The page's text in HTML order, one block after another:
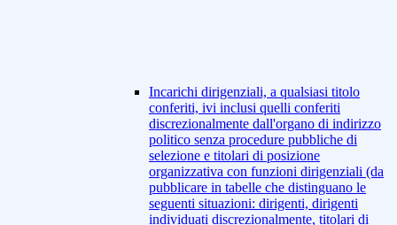
Incarichi dirigenziali, a qualsiasi titolo
conferiti, ivi inclusi quelli conferiti
discrezionalmente dall'organo di indirizzo
politico senza procedure pubbliche di
selezione e titolari di posizione
organizzativa con funzioni dirigenziali (da
pubblicare in tabelle che distinguano le
seguenti situazioni: dirigenti, dirigenti
individuati discrezionalmente, titolari di